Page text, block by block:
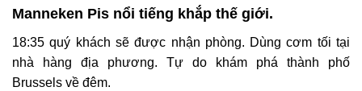
Manneken Pis nổi tiếng khắp thế giới.
18:35 quý khách sẽ được nhận phòng. Dùng cơm tối tại
nhà hàng địa phương. Tự do khám phá thành phố
Brussels về đêm.